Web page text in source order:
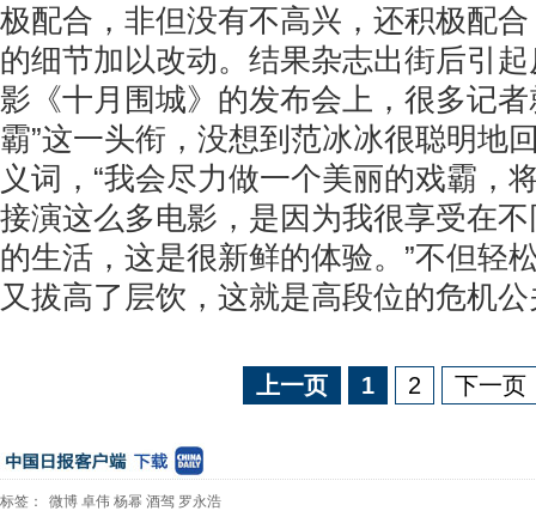
极配合，非但没有不高兴，还积极配
的细节加以改动。结果杂志出街后引
影《十月围城》的发布会上，很多记
霸”这一头衔，没想到范冰冰很聪明地
义词，“我会尽力做一个美丽的戏霸，
接演这么多电影，是因为我很享受在
的生活，这是很新鲜的体验。”不但轻
又拔高了层饮，这就是高段位的危机
上一页 1 2 下一页
标签： 微博 卓伟 杨幂 酒驾 罗永浩